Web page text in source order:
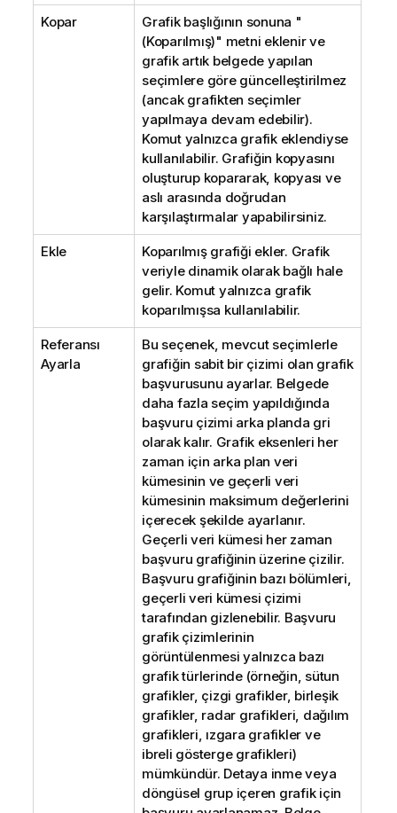
Kopar
Grafik başlığının sonuna "
(Koparılmış)" metni eklenir ve
grafik artık belgede yapılan
seçimlere göre güncelleştirilmez
(ancak grafikten seçimler
yapılmaya devam edebilir).
Komut yalnızca grafik eklendiyse
kullanılabilir. Grafiğin kopyasını
oluşturup kopararak, kopyası ve
aslı arasında doğrudan
karşılaştırmalar yapabilirsiniz.
Ekle
Koparılmış grafiği ekler. Grafik
veriyle dinamik olarak bağlı hale
gelir. Komut yalnızca grafik
koparılmışsa kullanılabilir.
Referansı
Ayarla
Bu seçenek, mevcut seçimlerle
grafiğin sabit bir çizimi olan grafik
başvurusunu ayarlar. Belgede
daha fazla seçim yapıldığında
başvuru çizimi arka planda gri
olarak kalır. Grafik eksenleri her
zaman için arka plan veri
kümesinin ve geçerli veri
kümesinin maksimum değerlerini
içerecek şekilde ayarlanır.
Geçerli veri kümesi her zaman
başvuru grafiğinin üzerine çizilir.
Başvuru grafiğinin bazı bölümleri,
geçerli veri kümesi çizimi
tarafından gizlenebilir. Başvuru
grafik çizimlerinin
görüntülenmesi yalnızca bazı
grafik türlerinde (örneğin, sütun
grafikler, çizgi grafikler, birleşik
grafikler, radar grafikleri, dağılım
grafikleri, ızgara grafikler ve
ibreli gösterge grafikleri)
mümkündür. Detaya inme veya
döngüsel grup içeren grafik için